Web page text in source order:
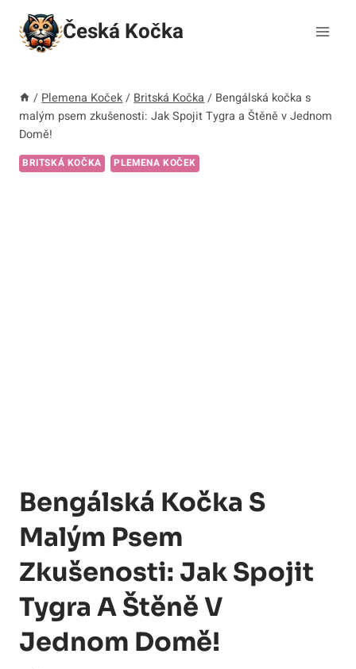
Přeskočit
obsah
Česká Kočka
/ Plemena Koček / Britská Kočka / Bengálská kočka s
malým psem zkušenosti: Jak Spojit Tygra a Štěně v Jednom
Domě!
BRITSKÁ KOČKA PLEMENA KOČEK
Bengálská Kočka S
Malým Psem
Zkušenosti: Jak Spojit
Tygra A Štěně V
Jednom Domě!